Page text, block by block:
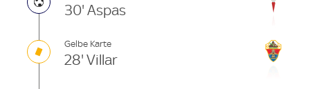
30' Aspas
Gelbe Karte
28' Villar